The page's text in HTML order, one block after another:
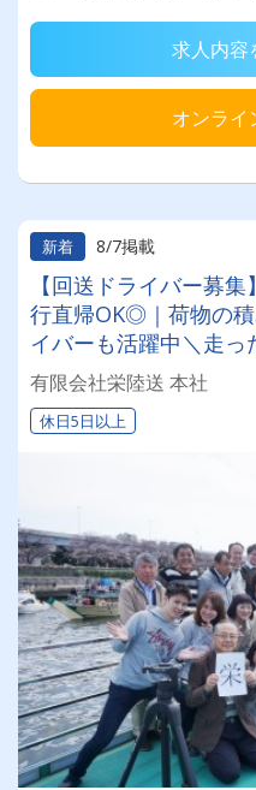
求人内容
オンライ
新着 8/7掲載
【回送ドライバー募
行直帰OK◎｜荷物の
イバーも活躍中＼走っ
両に乗れるチャンスも
有限会社栄陸送 本社
休日5日以上